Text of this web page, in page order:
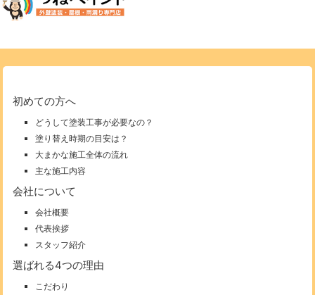
初めての方へ
どうして塗装工事が必要なの？
塗り替え時期の目安は？
大まかな施工全体の流れ
主な施工内容
会社について
会社概要
代表挨拶
スタッフ紹介
選ばれる4つの理由
こだわり